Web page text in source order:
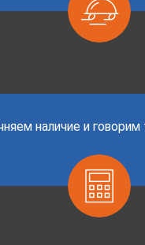
наличие и